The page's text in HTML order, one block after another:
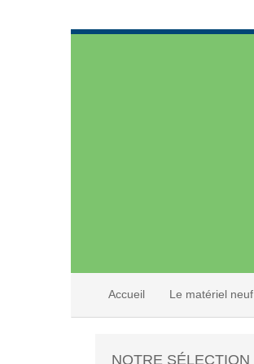
Accueil Le matériel neuf
NOTRE SÉLECTION